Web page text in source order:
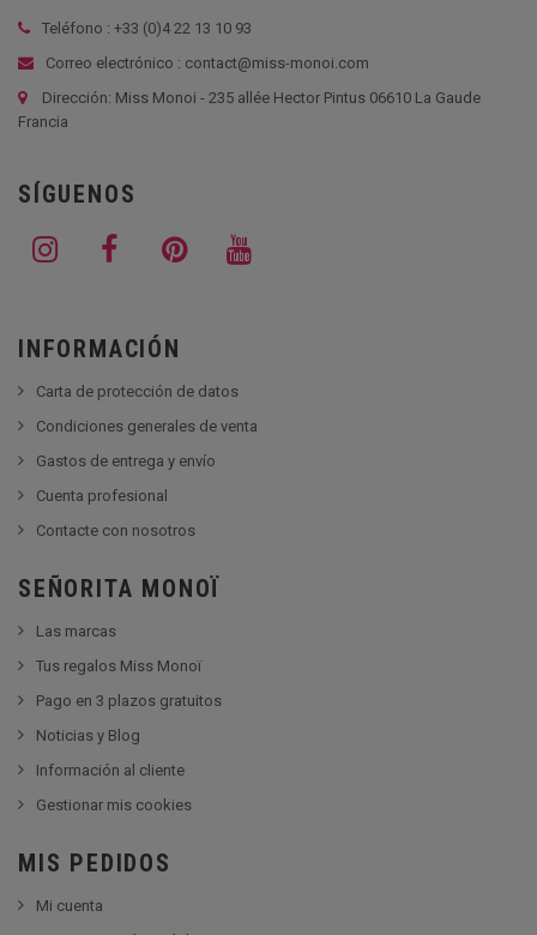
Teléfono : +33 (0)4 22 13 10 93
Correo electrónico : contact@miss-monoi.com
Dirección: Miss Monoi - 235 allée Hector Pintus 06610 La Gaude
Francia
SÍGUENOS
INFORMACIÓN
Carta de protección de datos
Condiciones generales de venta
Gastos de entrega y envío
Cuenta profesional
Contacte con nosotros
SEÑORITA MONOÏ
Las marcas
Tus regalos Miss Monoï
Pago en 3 plazos gratuitos
Noticias y Blog
Información al cliente
Gestionar mis cookies
MIS PEDIDOS
Mi cuenta